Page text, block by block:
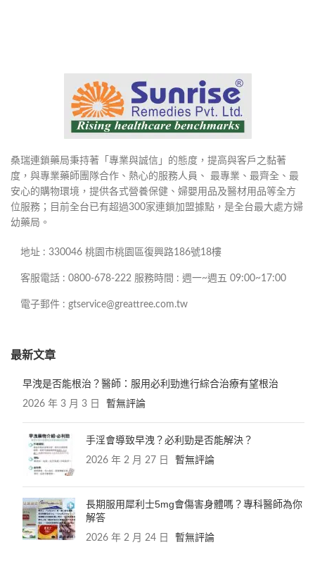
桑瑞連鎖藥局秉持著「專業與誠信」的態度，提高與客戶之黏著
度，與專業藥師團隊合作、熱心的服務人員、 最專業、最齊全、最
安心的購物環境，提供各式營養保健、婦嬰用品及醫材用品等全方
位服務；目前全台已有超過300家連鎖加盟據點，是全台最大處方婦
幼藥局。
地址 : 330046 桃園市桃園區復興路186號18樓
客服電話 : 0800-678-222 服務時間 : 週一~週五 09:00~17:00
電子郵件 : gtservice@greattree.com.tw
最新文章
早洩是否能根治？醫師：服用必利勁進行綜合治療有望根治
2026 年 3 月 3 日 暫無評論
手淫會導致早洩？必利勁是否能解決？
2026 年 2 月 27 日 暫無評論
長期服用犀利士5mg會傷害身體嗎？專科醫師為你
解答
2026 年 2 月 24 日 暫無評論